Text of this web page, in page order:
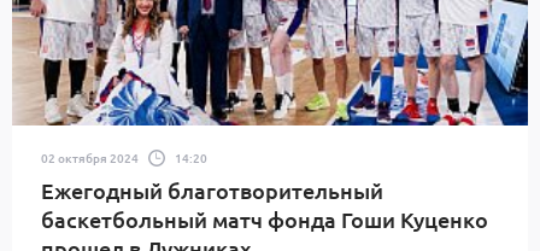
02 октября 2024 14:20
Ежегодный благотворительный
баскетбольный матч фонда Гоши Куценко